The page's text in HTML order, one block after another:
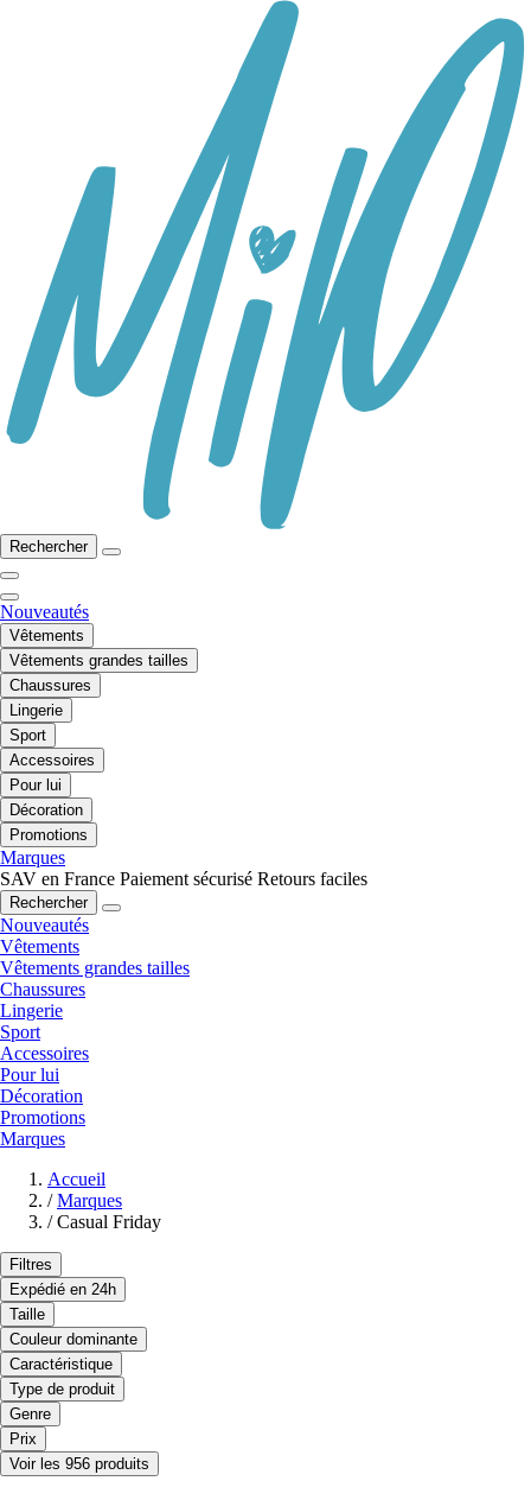
Rechercher
Nouveautés
Vêtements
Vêtements grandes tailles
Chaussures
Lingerie
Sport
Accessoires
Pour lui
Décoration
Promotions
Marques
SAV en France Paiement sécurisé Retours faciles
Rechercher
Nouveautés
Vêtements
Vêtements grandes tailles
Chaussures
Lingerie
Sport
Accessoires
Pour lui
Décoration
Promotions
Marques
Accueil
/ Marques
/ Casual Friday
Filtres
Expédié en 24h
Taille
Couleur dominante
Caractéristique
Type de produit
Genre
Prix
Voir les 956 produits